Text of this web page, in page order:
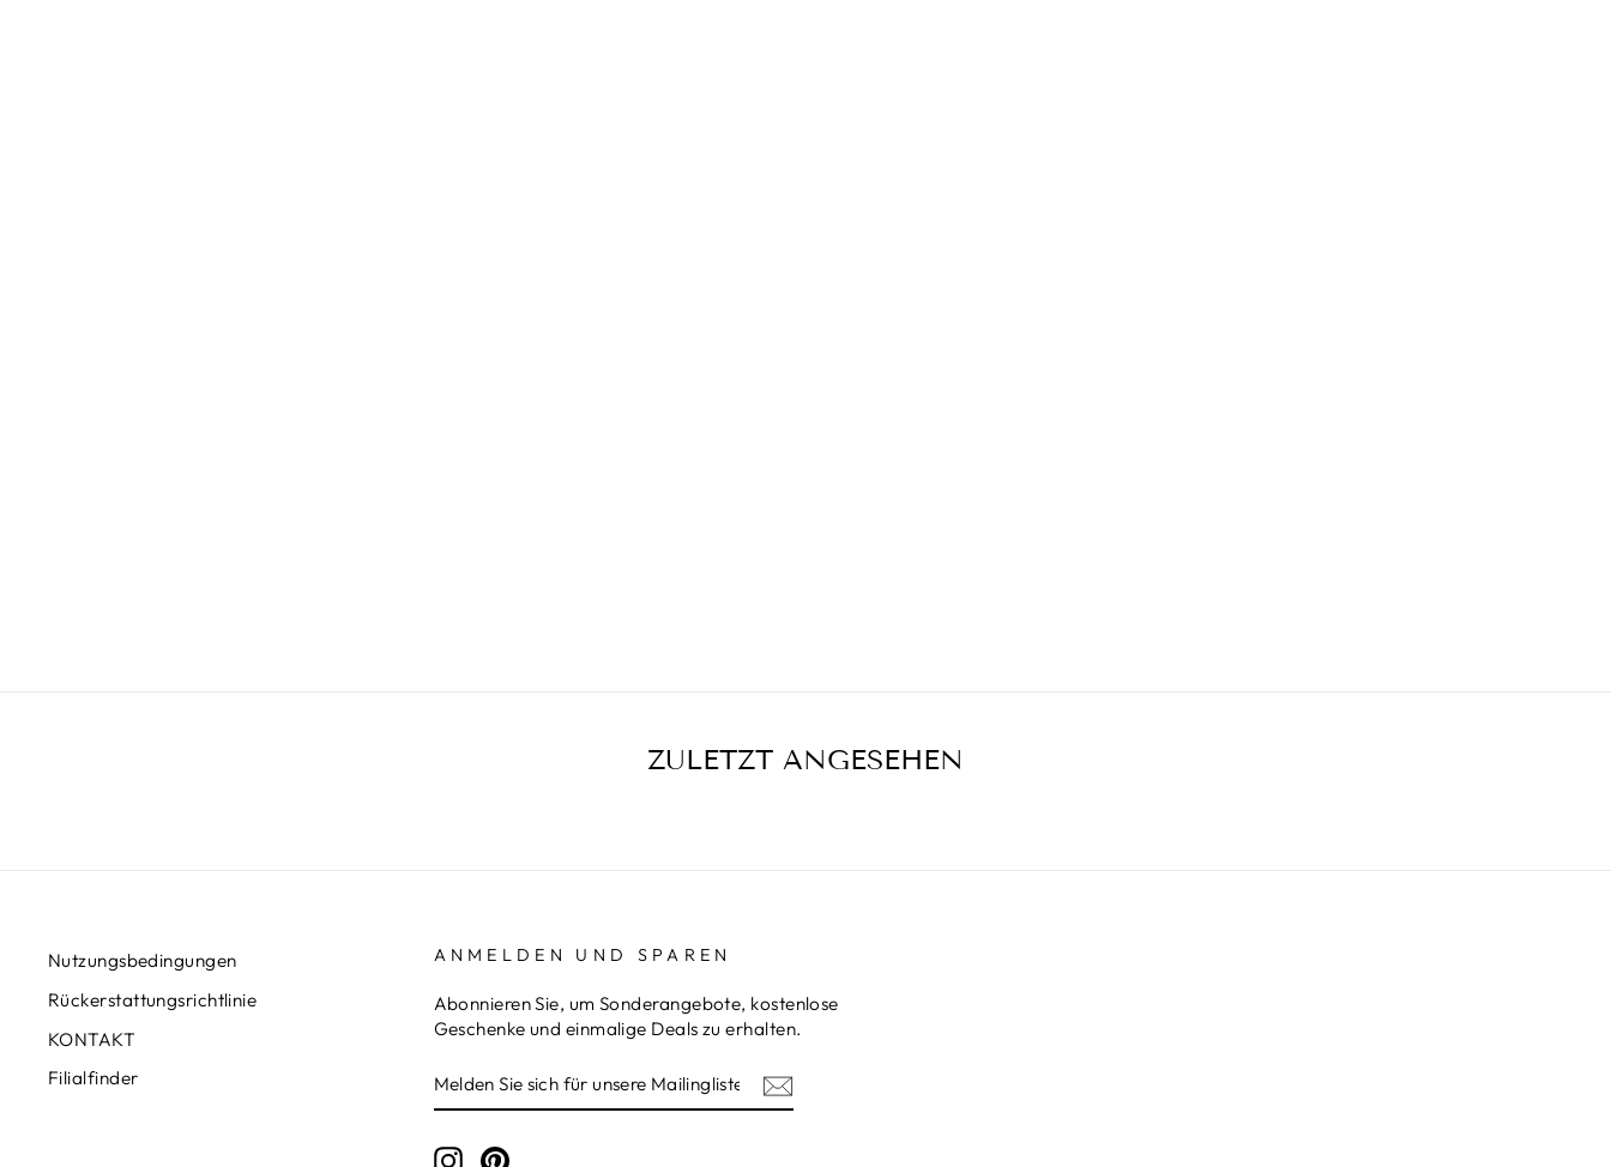
ZULETZT ANGESEHEN
Nutzungsbedingungen
Rückerstattungsrichtlinie
KONTAKT
Filialfinder
ANMELDEN UND SPAREN
Abonnieren Sie, um Sonderangebote, kostenlose
Geschenke und einmalige Deals zu erhalten.
SIE
SICH
UNSERE
InstagramPinterest